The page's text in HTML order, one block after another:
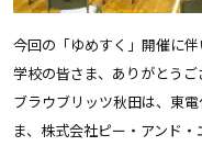
今回の「ゆめすく」開催に
学校の皆さま、ありがとうご
ブラウブリッツ秋田は、東
ま、株式会社ピー・アンド・